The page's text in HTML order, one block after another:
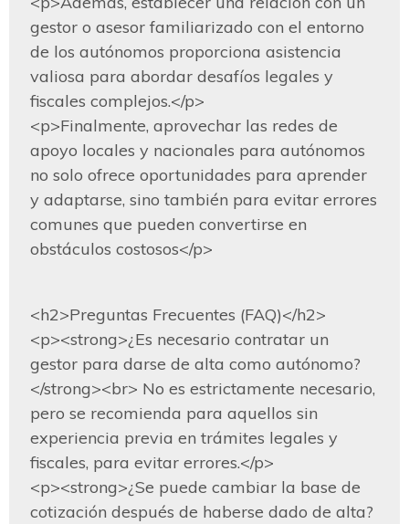
gestor o asesor familiarizado con el entorno
de los autónomos proporciona asistencia
valiosa para abordar desafíos legales y
fiscales complejos.</p>
<p>Finalmente, aprovechar las redes de
apoyo locales y nacionales para autónomos
no solo ofrece oportunidades para aprender
y adaptarse, sino también para evitar errores
comunes que pueden convertirse en
obstáculos costosos</p>
<h2>Preguntas Frecuentes (FAQ)</h2>
<p><strong>¿Es necesario contratar un
gestor para darse de alta como autónomo?
</strong><br> No es estrictamente necesario,
pero se recomienda para aquellos sin
experiencia previa en trámites legales y
fiscales, para evitar errores.</p>
<p><strong>¿Se puede cambiar la base de
cotización después de haberse dado de alta?